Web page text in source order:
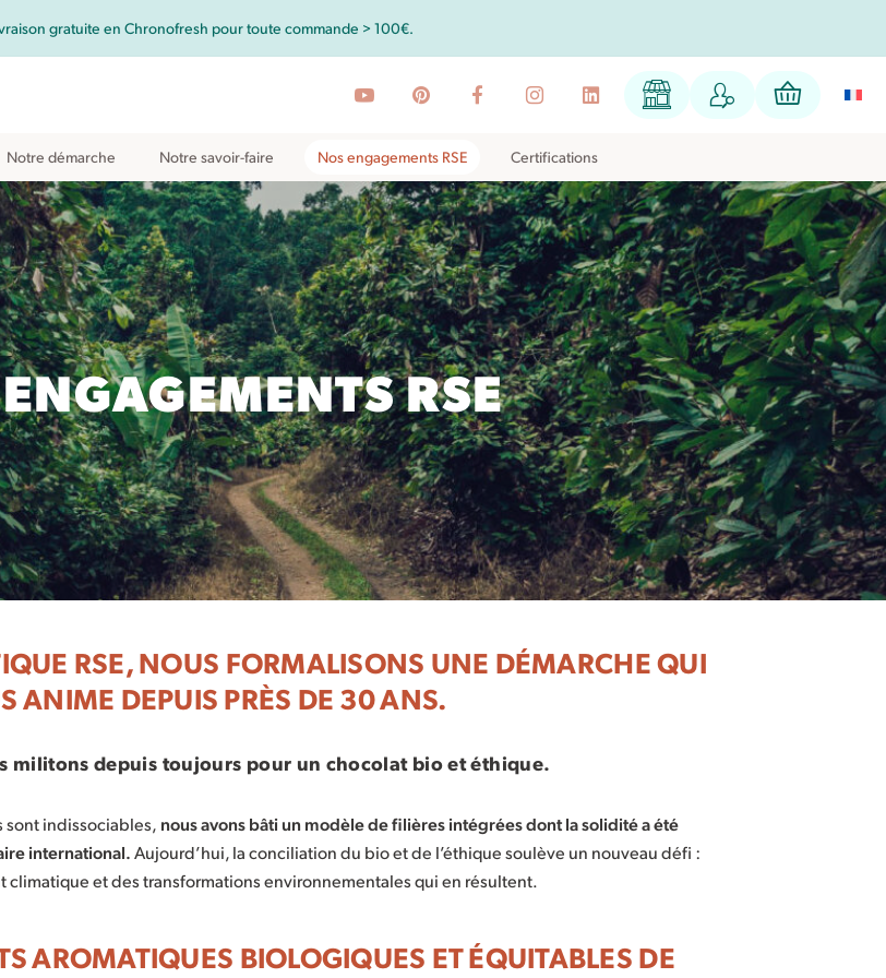
gratuite en Chronofresh pour toute commande > 100€.
Notre démarche Notre savoir-faire Nos engagements RSE Certifications
RSE
RSE, NOUS FORMALISONS UNE DÉMARCHE QUI
ANIME DEPUIS PRÈS DE 30 ANS.
militons depuis toujours pour un chocolat bio et éthique.
sont indissociables, nous avons bâti un modèle de filières intégrées dont la solidité a été
international.Aujourd’hui, la conciliation du bio et de l’éthique soulève un nouveau défi :
climatique et des transformations environnementales qui en résultent.
AROMATIQUES BIOLOGIQUES ET ÉQUITABLES DE